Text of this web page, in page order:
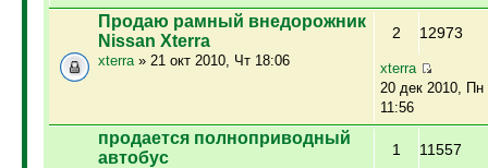
Продаю рамный внедорожник
Nissan Xterra
xterra» 21 окт 2010, Чт 18:06
2 12973
xterra
20 дек 2010, Пн
11:56
продается полноприводный
автобус
1 11557